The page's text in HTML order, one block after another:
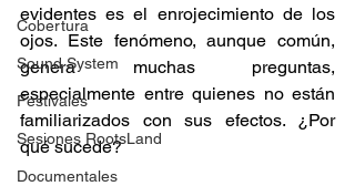
Cobertura
Sound System
Festivales
Sesiones RootsLand
Documentales
evidentes es el enrojecimiento de los
ojos. Este fenómeno, aunque común,
genera muchas preguntas,
especialmente entre quienes no están
familiarizados con sus efectos. ¿Por
qué sucede?